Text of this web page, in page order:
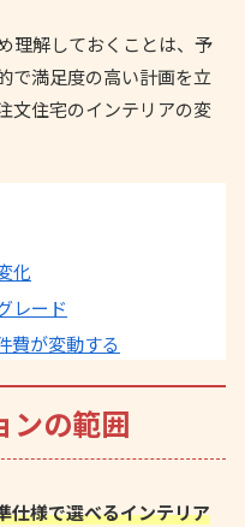
理解しておくことは、予
で満足度の高い計画を立
文住宅のインテリアの変
化
レード
費が変動する
ンの範囲
仕様で選べるインテリア